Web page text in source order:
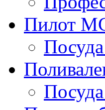
Пилот